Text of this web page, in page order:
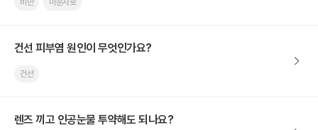
비만 마운자로
건선 피부염 원인이 무엇인가요?
건선
렌즈 끼고 인공눈물 투약해도 되나요?